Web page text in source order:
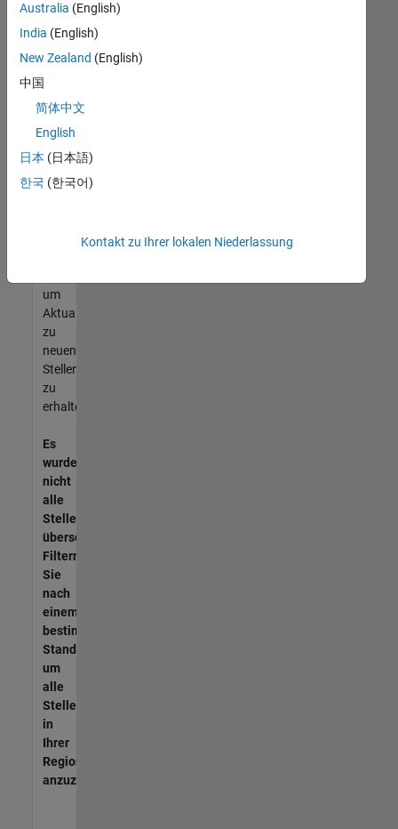
keine
offenen
Stellen
können,
die
Ihren
entsprechen,
werden
unseres
um
Aktualisierungen
zu
neuen
Stellenangeboten
zu
erhalten.
Es
wurden
nicht
alle
Stellen
übersetzt.
Filtern
Sie
nach
einem
bestimmten
Standort,
um
alle
Stellenangebote
in
Ihrer
Region
anzuzeigen.
Australia (English)
India (English)
New Zealand (English)
中国
简体中文
English
日本 (日本語)
한국 (한국어)
Kontakt zu Ihrer lokalen Niederlassung